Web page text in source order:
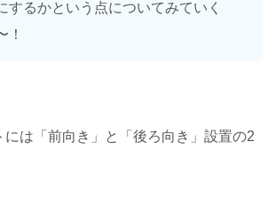
するかという点についてみていく
！
には「前向き」と「後ろ向き」設置の2